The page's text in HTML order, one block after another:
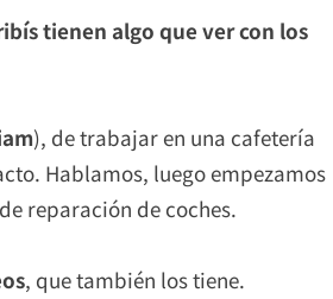
tienen algo que ver con los
), de trabajar en una cafetería
Hablamos, luego empezamos
reparación de coches.
, que también los tiene.